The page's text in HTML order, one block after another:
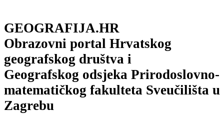
GEOGRAFIJA.HR
Obrazovni portal Hrvatskog
geografskog društva i
Geografskog odsjeka Prirodoslovno-
matematičkog fakulteta Sveučilišta u
Zagrebu